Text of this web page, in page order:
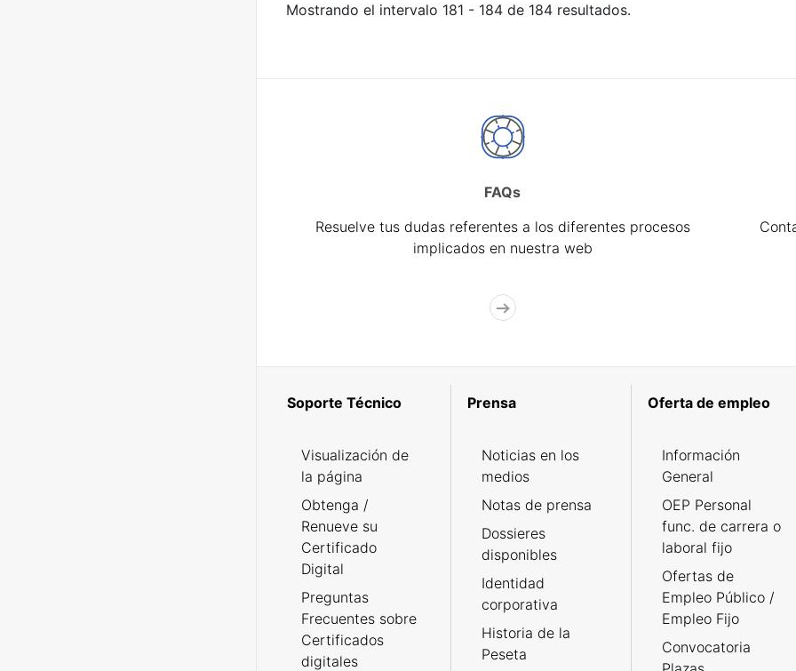
Mostrando el intervalo 181 - 184 de 184 resultados.
FAQs
Resuelve tus dudas referentes a los diferentes procesos
implicados en nuestra web
Soporte Técnico
Visualización de
la página
Obtenga /
Renueve su
Certificado
Digital
Preguntas
Frecuentes sobre
Certificados
digitales
Prensa
Noticias en los
medios
Notas de prensa
Dossieres
disponibles
Identidad
corporativa
Historia de la
Peseta
Oferta de empleo
Información
General
OEP Personal
func. de carrera o
laboral fijo
Ofertas de
Empleo Público /
Empleo Fijo
Convocatoria